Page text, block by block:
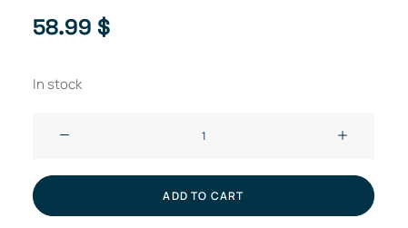
58.99 $
In stock
with
stainless
ADD TO CART